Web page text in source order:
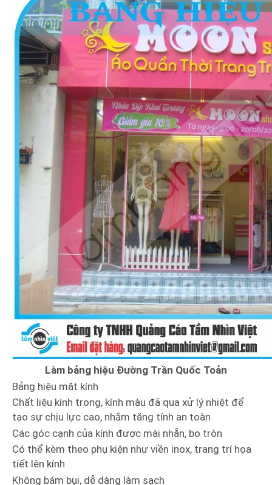
Làm bảng hiệu Đường Trần Quốc Toản
Bảng hiệu mặt kính
Chất liệu kính trong, kính màu đã qua xử lý nhiệt để
tạo sự chịu lực cao, nhằm tăng tính an toàn
Các góc cạnh của kính được mài nhẵn, bo tròn
Có thể kèm theo phụ kiện như viền inox, trang trí họa
tiết lên kính
Không bám bụi, dễ dàng làm sạch